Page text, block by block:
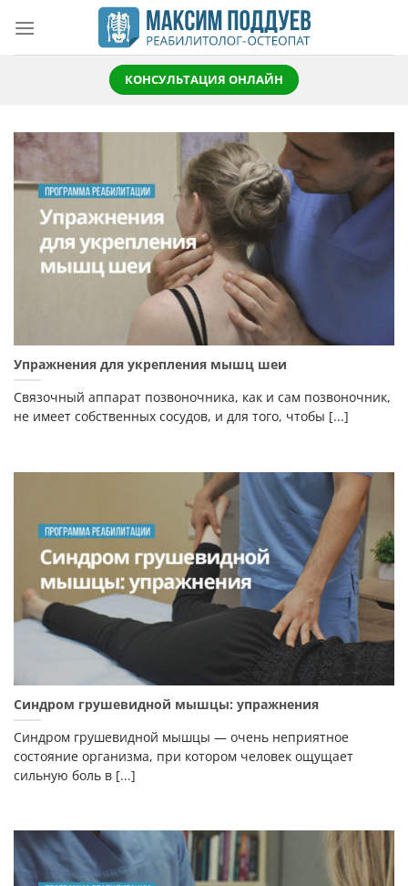
content
КОНСУЛЬТАЦИЯ ОНЛАЙН
Упражнения для укрепления мышц шеи
Связочный аппарат позвоночника, как и сам позвоночник,
не имеет собственных сосудов, и для того, чтобы [...]
Синдром грушевидной мышцы: упражнения
Синдром грушевидной мышцы — очень неприятное
состояние организма, при котором человек ощущает
сильную боль в [...]